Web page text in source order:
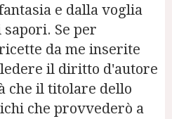
e dalla voglia
Se per
da me inserite
il diritto d'autore
che il titolare dello
che provvederò a